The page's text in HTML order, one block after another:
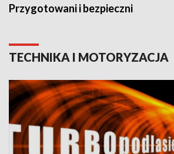
Przygotowani i bezpieczni
TECHNIKA I MOTORYZACJA